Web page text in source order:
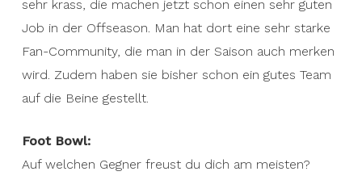
sehr krass, die machen jetzt schon einen sehr guten
Job in der Offseason. Man hat dort eine sehr starke
Fan-Community, die man in der Saison auch merken
wird. Zudem haben sie bisher schon ein gutes Team
auf die Beine gestellt.
Foot Bowl:
Auf welchen Gegner freust du dich am meisten?